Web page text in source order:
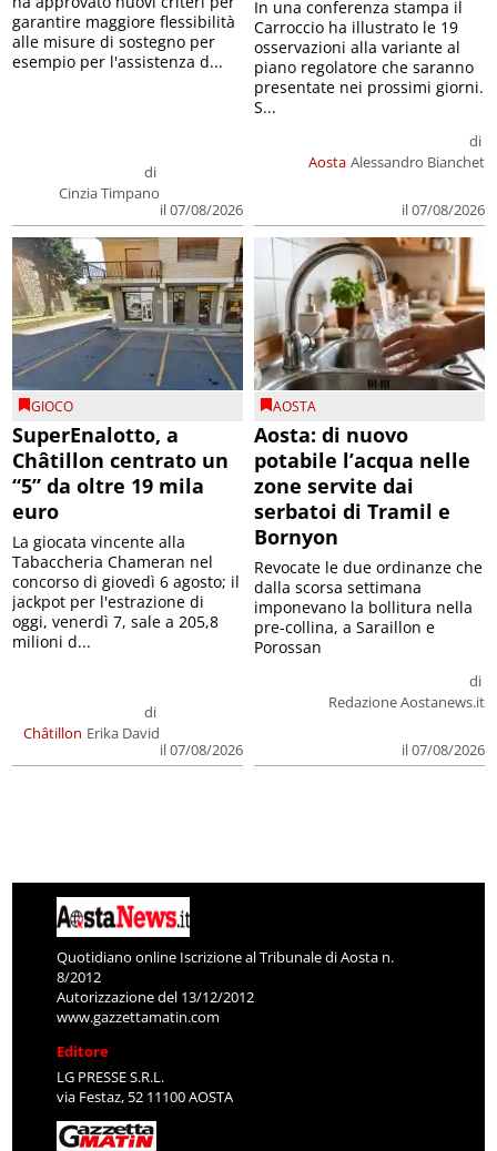
di
Cinzia Timpano
il 07/08/2026
garantire maggiore flessibilità
alle misure di sostegno per
esempio per l'assistenza d...
Aosta
di
Alessandro Bianchet
il 07/08/2026
In una conferenza stampa il
Carroccio ha illustrato le 19
osservazioni alla variante al
piano regolatore che saranno
presentate nei prossimi giorni.
S...
GIOCO
SuperEnalotto, a
Châtillon centrato un
“5” da oltre 19 mila
euro
Châtillon
di
Erika David
il 07/08/2026
La giocata vincente alla
Tabaccheria Chameran nel
concorso di giovedì 6 agosto; il
jackpot per l'estrazione di
oggi, venerdì 7, sale a 205,8
milioni d...
AOSTA
Aosta: di nuovo
potabile l’acqua nelle
zone servite dai
serbatoi di Tramil e
Bornyon
di
Redazione Aostanews.it
il 07/08/2026
Revocate le due ordinanze che
dalla scorsa settimana
imponevano la bollitura nella
pre-collina, a Saraillon e
Porossan
Quotidiano online Iscrizione al Tribunale di Aosta n.
8/2012
Autorizzazione del 13/12/2012
www.gazzettamatin.com
Editore
LG PRESSE S.R.L.
via Festaz, 52 11100 AOSTA